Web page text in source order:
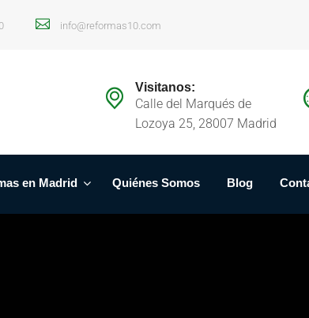
info@reformas10.com
Visitanos:
Calle del Marqués de
Lozoya 25, 28007 Madrid
en Madrid Quiénes Somos Blog